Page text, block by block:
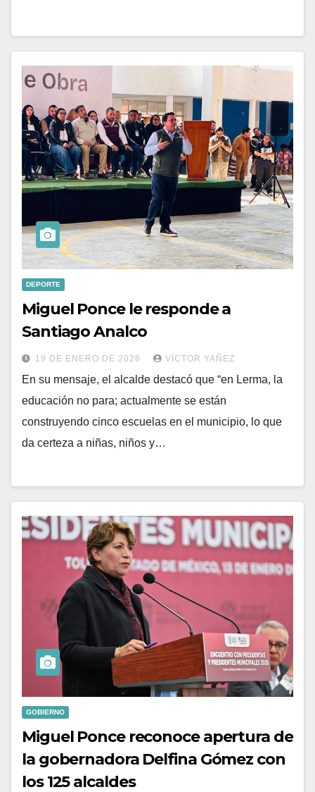
DEPORTE
Miguel Ponce le responde a
Santiago Analco
19 DE ENERO DE 2026 VÍCTOR YAÑEZ
En su mensaje, el alcalde destacó que “en Lerma, la
educación no para; actualmente se están
construyendo cinco escuelas en el municipio, lo que
da certeza a niñas, niños y…
GOBIERNO
Miguel Ponce reconoce apertura de
la gobernadora Delfina Gómez con
los 125 alcaldes